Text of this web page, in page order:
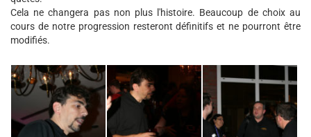
Cela ne changera pas non plus l'histoire. Beaucoup de choix au
cours de notre progression resteront définitifs et ne pourront être
modifiés.